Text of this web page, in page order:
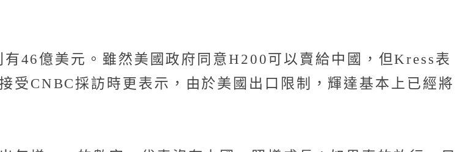
46億美元。雖然美國政府同意H200可以賣給中國，但Kress表
受CNBC採訪時更表示，由於美國出口限制，輝達基本上已經將